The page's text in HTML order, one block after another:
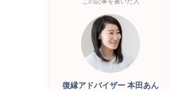
復縁アドバイザー 本田あん